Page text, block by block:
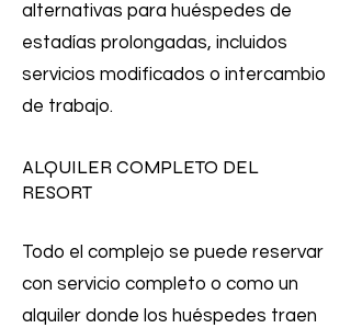
alternativas para huéspedes de
estadías prolongadas, incluidos
servicios modificados o intercambio
de trabajo.
ALQUILER COMPLETO DEL
RESORT
Todo el complejo se puede reservar
con servicio completo o como un
alquiler donde los huéspedes traen